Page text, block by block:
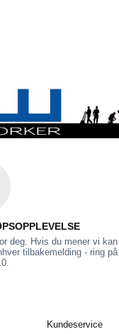
deg. Hvis du mener vi kan
tilbakemelding - ring på
Kundeservice